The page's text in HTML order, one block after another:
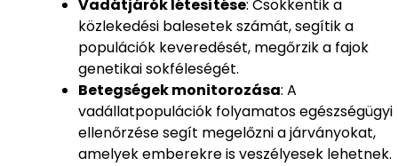
Vadátjárók létesítése: Csökkentik a
közlekedési balesetek számát, segítik a
populációk keveredését, megőrzik a fajok
genetikai sokféleségét.
Betegségek monitorozása: A
vadállatpopulációk folyamatos egészségügyi
ellenőrzése segít megelőzni a járványokat,
amelyek emberekre is veszélyesek lehetnek.